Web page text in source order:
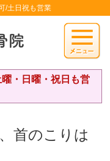
/土日祝も営業
・日曜・祝日も営
首のこりは